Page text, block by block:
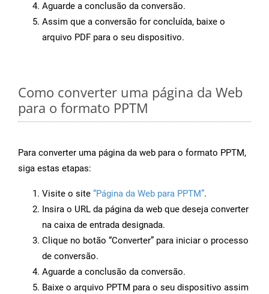
Aguarde a conclusão da conversão.
Assim que a conversão for concluída, baixe o
arquivo PDF para o seu dispositivo.
Como converter uma página da Web
para o formato PPTM
Para converter uma página da web para o formato PPTM,
siga estas etapas:
Visite o site “Página da Web para PPTM”.
Insira o URL da página da web que deseja converter
na caixa de entrada designada.
Clique no botão “Converter” para iniciar o processo
de conversão.
Aguarde a conclusão da conversão.
Baixe o arquivo PPTM para o seu dispositivo assim